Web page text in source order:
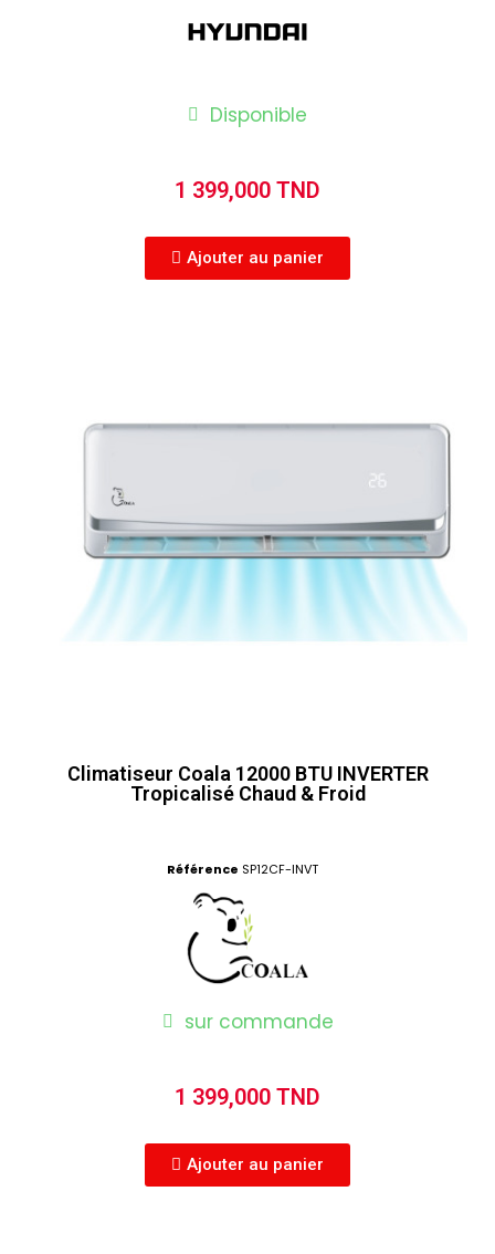
Disponible
1 399,000 TND
Ajouter au panier
Climatiseur Coala 12000 BTU INVERTER
Tropicalisé Chaud & Froid
Référence SP12CF-INVT
sur commande
1 399,000 TND
Ajouter au panier